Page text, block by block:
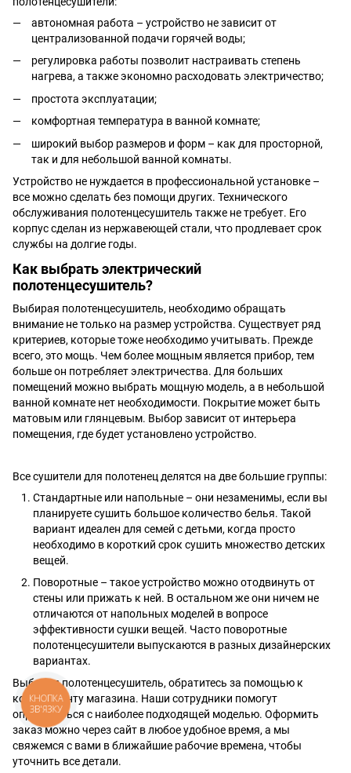
автономная работа – устройство не зависит от
централизованной подачи горячей воды;
регулировка работы позволит настраивать степень
нагрева, а также экономно расходовать электричество;
простота эксплуатации;
комфортная температура в ванной комнате;
широкий выбор размеров и форм – как для просторной,
так и для небольшой ванной комнаты.
Устройство не нуждается в профессиональной установке –
все можно сделать без помощи других. Технического
обслуживания полотенцесушитель также не требует. Его
корпус сделан из нержавеющей стали, что продлевает срок
службы на долгие годы.
Как выбрать электрический
полотенцесушитель?
Выбирая полотенцесушитель, необходимо обращать
внимание не только на размер устройства. Существует ряд
критериев, которые тоже необходимо учитывать. Прежде
всего, это мощь. Чем более мощным является прибор, тем
больше он потребляет электричества. Для больших
помещений можно выбрать мощную модель, а в небольшой
ванной комнате нет необходимости. Покрытие может быть
матовым или глянцевым. Выбор зависит от интерьера
помещения, где будет установлено устройство.
Все сушители для полотенец делятся на две большие группы:
Стандартные или напольные – они незаменимы, если вы
планируете сушить большое количество белья. Такой
вариант идеален для семей с детьми, когда просто
необходимо в короткий срок сушить множество детских
вещей.
Поворотные – такое устройство можно отодвинуть от
стены или прижать к ней. В остальном же они ничем не
отличаются от напольных моделей в вопросе
эффективности сушки вещей. Часто поворотные
полотенцесушители выпускаются в разных дизайнерских
вариантах.
Выбирая полотенцесушитель, обратитесь за помощью к
консультанту магазина. Наши сотрудники помогут
определиться с наиболее подходящей моделью. Оформить
заказ можно через сайт в любое удобное время, а мы
свяжемся с вами в ближайшие рабочие времена, чтобы
уточнить все детали.
КНОПКА
ЗВ'ЯЗКУ